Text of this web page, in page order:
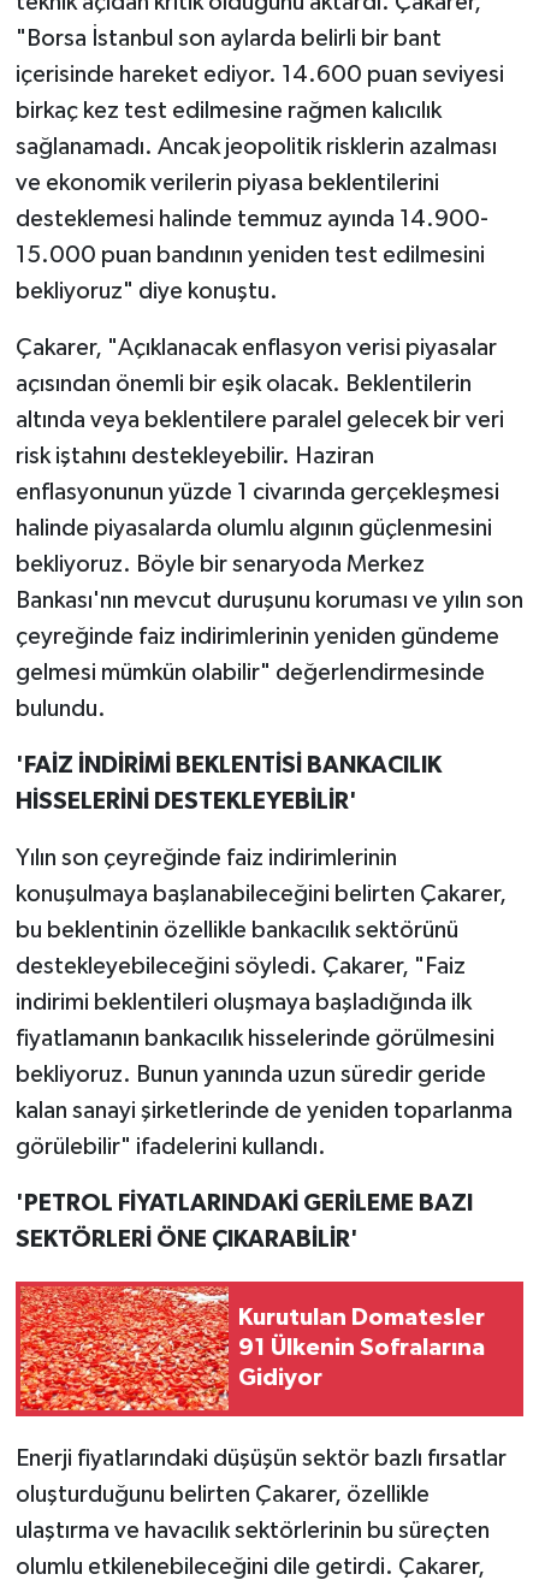
"Borsa İstanbul son aylarda belirli bir bant
içerisinde hareket ediyor. 14.600 puan seviyesi
birkaç kez test edilmesine rağmen kalıcılık
sağlanamadı. Ancak jeopolitik risklerin azalması
ve ekonomik verilerin piyasa beklentilerini
desteklemesi halinde temmuz ayında 14.900-
15.000 puan bandının yeniden test edilmesini
bekliyoruz" diye konuştu.
Çakarer, "Açıklanacak enflasyon verisi piyasalar
açısından önemli bir eşik olacak. Beklentilerin
altında veya beklentilere paralel gelecek bir veri
risk iştahını destekleyebilir. Haziran
enflasyonunun yüzde 1 civarında gerçekleşmesi
halinde piyasalarda olumlu algının güçlenmesini
bekliyoruz. Böyle bir senaryoda Merkez
Bankası'nın mevcut duruşunu koruması ve yılın son
çeyreğinde faiz indirimlerinin yeniden gündeme
gelmesi mümkün olabilir" değerlendirmesinde
bulundu.
'FAİZ İNDİRİMİ BEKLENTİSİ BANKACILIK
HİSSELERİNİ DESTEKLEYEBİLİR'
Yılın son çeyreğinde faiz indirimlerinin
konuşulmaya başlanabileceğini belirten Çakarer,
bu beklentinin özellikle bankacılık sektörünü
destekleyebileceğini söyledi. Çakarer, "Faiz
indirimi beklentileri oluşmaya başladığında ilk
fiyatlamanın bankacılık hisselerinde görülmesini
bekliyoruz. Bunun yanında uzun süredir geride
kalan sanayi şirketlerinde de yeniden toparlanma
görülebilir" ifadelerini kullandı.
'PETROL FİYATLARINDAKİ GERİLEME BAZI
SEKTÖRLERİ ÖNE ÇIKARABİLİR'
Kurutulan Domatesler
91 Ülkenin Sofralarına
Gidiyor
Enerji fiyatlarındaki düşüşün sektör bazlı fırsatlar
oluşturduğunu belirten Çakarer, özellikle
ulaştırma ve havacılık sektörlerinin bu süreçten
olumlu etkilenebileceğini dile getirdi. Çakarer,